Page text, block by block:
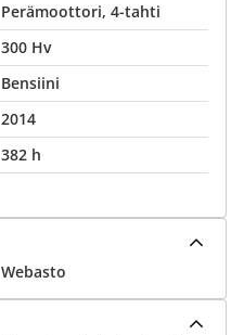
Perämoottori, 4-tahti
300 Hv
Bensiini
2014
382 h
Webasto